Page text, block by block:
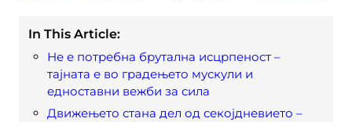
In This Article:
Не е потребна брутална исцрпеност –
тајната е во градењето мускули и
едноставни вежби за сила
Движењето стана дел од секојдневието –